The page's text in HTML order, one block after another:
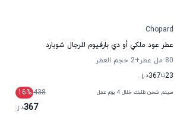
Chopard
عطر عود ملكي أو دي بارفيوم للرجال شوبارد
80 مل عطر
+2
حجم العطر
23تا367د.إ.
سيتم شحن طلبك خلال 4 يوم عمل 438
16%
367د.إ.